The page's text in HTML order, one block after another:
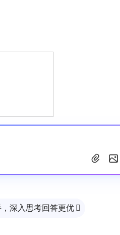
深入思考回答更优 